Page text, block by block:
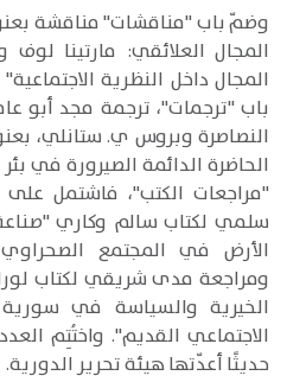
وضمّ باب "مناقشات" مناقشة
المجال العلائقي: مارتينا
المجال داخل النظرية
باب "ترجمات"، ترجمة مجد أبو
النصاصرة وبروس ي. ستانلي،
الحاضرة الدائمة الصيرورة في
"مراجعات الكتب"، فاشتمل على
سلمي لكتاب سالم وكاري
ومراجعة مدى شريقي لكتاب
الخيرية والسياسة في
الاجتماعي القديم". واختُتِم
حديثًا أعدّتها هيئة تحرير الدورية.